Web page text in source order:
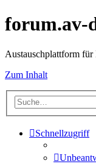
forum.av-
Austauschplattform
Zum Inhalt
Schnellzugriff